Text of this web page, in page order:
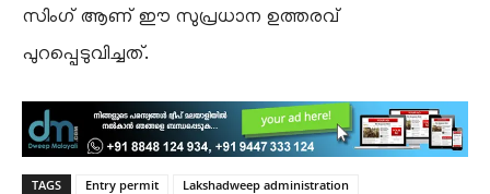
സിംഗ് ആണ് ഈ സുപ്രധാന ഉത്തരവ്
പുറപ്പെടുവിച്ചത്.
TAGS Entry permit
Lakshadweep administration